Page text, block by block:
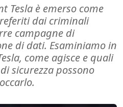
Tesla è emerso come
dai criminali
campagne di
di dati. Esaminiamo in
come agisce e quali
sicurezza possono